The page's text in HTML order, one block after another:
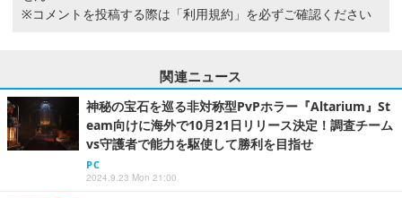
※コメントを投稿する際は 「利用規約」 を必ずご確認ください
関連ニュース
神秘の宝石を巡る非対称型PvPホラー『Altarium』St
eam向けに海外で10月21日リリース決定！調査チーム
vs守護者で能力を駆使して勝利を目指せ
PC
2024.9.23 Mon 21:00